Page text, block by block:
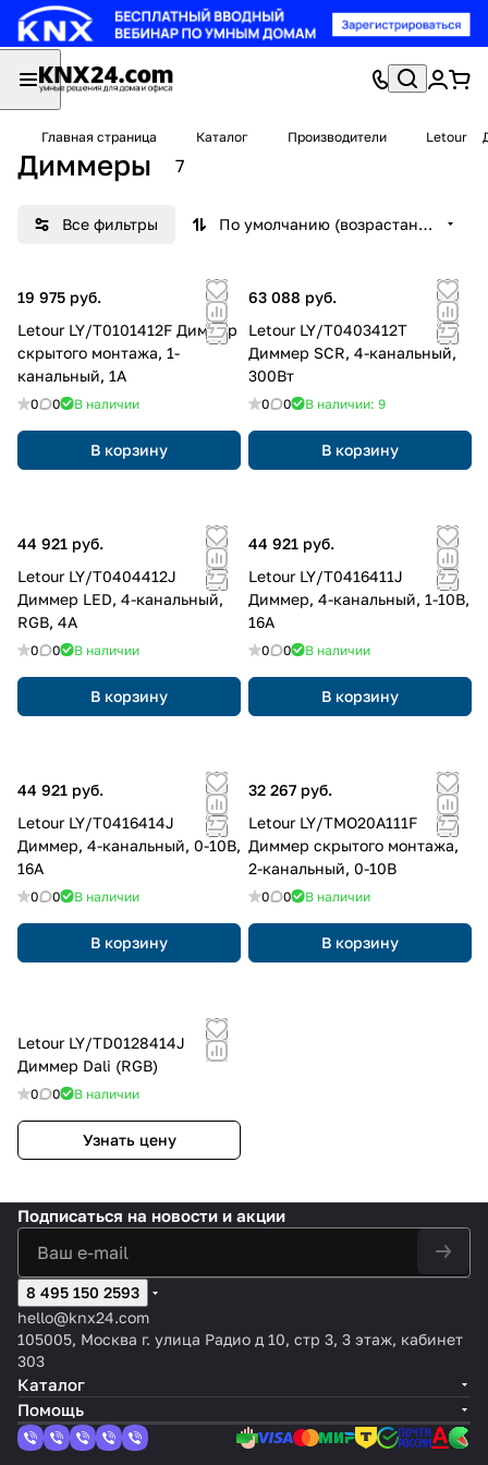
Главная страница Каталог Производители Letour
Диммеры 7
Все фильтры По умолчанию (возрастание)
19 975 руб.
Letour LY/T0101412F Диммер
скрытого монтажа, 1-
канальный, 1А
0 0 В наличии
В корзину
63 088 руб.
Letour LY/T0403412T
Диммер SCR, 4-канальный,
300Вт
0 0 В наличии: 9
В корзину
44 921 руб.
Letour LY/T0404412J
Диммер LED, 4-канальный,
RGB, 4А
0 0 В наличии
В корзину
44 921 руб.
Letour LY/T0416411J
Диммер, 4-канальный, 1-10В,
16А
0 0 В наличии
В корзину
44 921 руб.
Letour LY/T0416414J
Диммер, 4-канальный, 0-10В,
16А
0 0 В наличии
В корзину
32 267 руб.
Letour LY/TMO20A111F
Диммер скрытого монтажа,
2-канальный, 0-10В
0 0 В наличии
В корзину
Letour LY/TD0128414J
Диммер Dali (RGB)
0 0 В наличии
Узнать цену
Подписаться на новости и акции
8 495 150 2593
hello@knx24.com
105005, Москва г. улица Радио д 10, стр 3, 3 этаж, кабинет
303
Каталог
Помощь